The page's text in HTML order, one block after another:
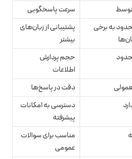
سرعت پاسخگویی
به برخی
پشتیبانی از زبان‌های
بیشتر
حجم پردازش
اطلاعات
دقت در پاسخ‌ها
دسترسی به امکانات
پیشرفته
مناسب برای سوالات
عمومی